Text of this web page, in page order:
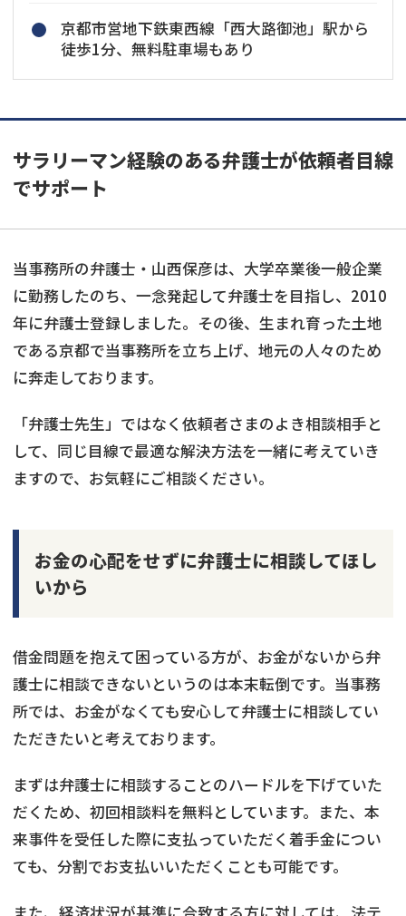
京都市営地下鉄東西線「西大路御池」駅から
徒歩1分、無料駐車場もあり
サラリーマン経験のある弁護士が依頼者目線
でサポート
当事務所の弁護士・山西保彦は、大学卒業後一般企業
に勤務したのち、一念発起して弁護士を目指し、2010
年に弁護士登録しました。その後、生まれ育った土地
である京都で当事務所を立ち上げ、地元の人々のため
に奔走しております。
「弁護士先生」ではなく依頼者さまのよき相談相手と
して、同じ目線で最適な解決方法を一緒に考えていき
ますので、お気軽にご相談ください。
お金の心配をせずに弁護士に相談してほし
いから
借金問題を抱えて困っている方が、お金がないから弁
護士に相談できないというのは本末転倒です。当事務
所では、お金がなくても安心して弁護士に相談してい
ただきたいと考えております。
まずは弁護士に相談することのハードルを下げていた
だくため、初回相談料を無料としています。また、本
来事件を受任した際に支払っていただく着手金につい
ても、分割でお支払いいただくことも可能です。